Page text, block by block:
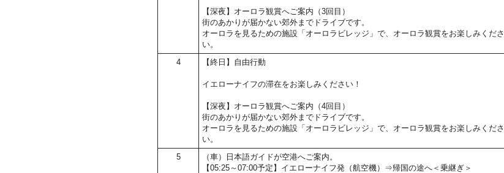
【深夜】オーロラ観賞へご案内（3回目）
街のあかりが届かない郊外までドライブです。
オーロラを見るための施設「オーロラビレッジ」で、オーロラ観賞をお楽しみくださ
い。
4 【終日】自由行動
イエローナイフの滞在をお楽しみください！
【深夜】オーロラ観賞へご案内（4回目）
街のあかりが届かない郊外までドライブです。
オーロラを見るための施設「オーロラビレッジ」で、オーロラ観賞をお楽しみくださ
い。
5
（車）日本語ガイドが空港へご案内。
【05:25～07:00予定】イエローナイフ発（航空機）⇒帰国の途へ＜乗継ぎ＞